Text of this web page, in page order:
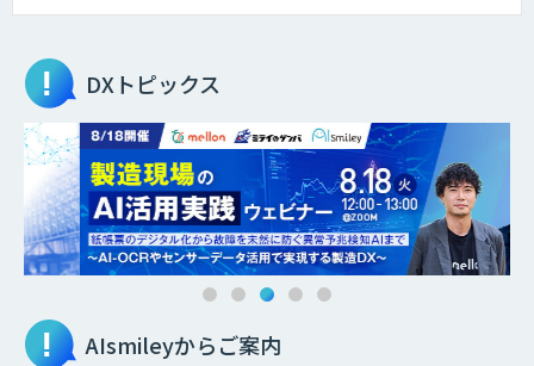
DXトピックス
AIsmileyからご案内